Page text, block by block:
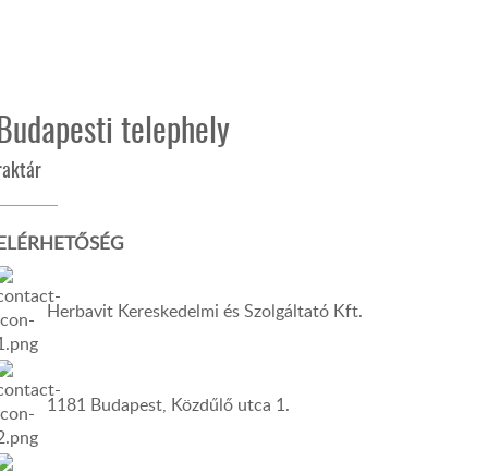
Budapesti telephely
Herbavit Kereskedelmi és Szolgáltató Kft.
1181 Budapest, Közdűlő utca 1.